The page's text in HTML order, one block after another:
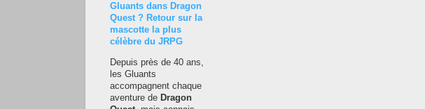
Gluants dans Dragon
Quest ? Retour sur la
mascotte la plus
célèbre du JRPG
Depuis près de 40 ans,
les Gluants
accompagnent chaque
aventure de Dragon